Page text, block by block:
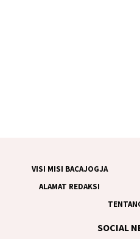
VISI MISI BACAJOGJA
ALAMAT REDAKSI
SOCIAL